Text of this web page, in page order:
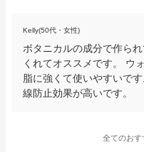
Kelly(50代・女性)
ボタニカルの成分で作ら
くれてオススメです。 ウ
脂に強くて使いやすいで
線防止効果が高いです。
全てのおす